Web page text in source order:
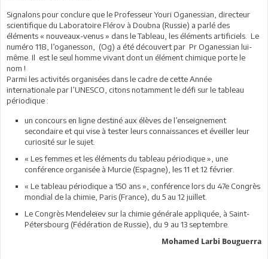
Signalons pour conclure que le Professeur Youri Oganessian, directeur
scientifique du Laboratoire Flérov à Doubna (Russie) a parlé des
éléments « nouveaux-venus » dans le Tableau, les éléments artificiels. Le
numéro 118, l’oganesson, (Og) a été découvert par Pr Oganessian lui-
même. Il est le seul homme vivant dont un élément chimique porte le
nom !
Parmi les activités organisées dans le cadre de cette Année
internationale par l’UNESCO, citons notamment le défi sur le tableau
périodique :
un concours en ligne destiné aux élèves de l’enseignement
secondaire et qui vise à tester leurs connaissances et éveiller leur
curiosité sur le sujet.
« Les femmes et les éléments du tableau périodique », une
conférence organisée à Murcie (Espagne), les 11 et 12 février.
« Le tableau périodique a 150 ans », conférence lors du 47e Congrès
mondial de la chimie, Paris (France), du 5 au 12 juillet.
Le Congrès Mendeleïev sur la chimie générale appliquée, à Saint-
Pétersbourg (Fédération de Russie), du 9 au 13 septembre.
Mohamed Larbi Bouguerra